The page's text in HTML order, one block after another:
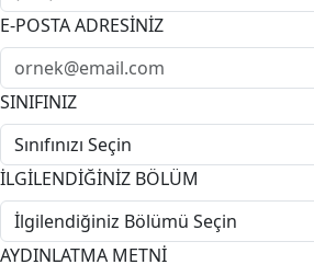
E-POSTA ADRESİNİZ
SINIFINIZ
İLGİLENDİĞİNİZ BÖLÜM
AYDINLATMA METNİ